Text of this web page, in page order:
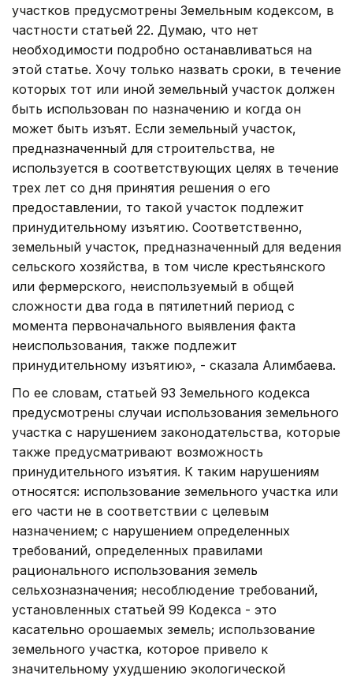
участков предусмотрены Земельным кодексом, в
частности статьей 22. Думаю, что нет
необходимости подробно останавливаться на
этой статье. Хочу только назвать сроки, в течение
которых тот или иной земельный участок должен
быть использован по назначению и когда он
может быть изъят. Если земельный участок,
предназначенный для строительства, не
используется в соответствующих целях в течение
трех лет со дня принятия решения о его
предоставлении, то такой участок подлежит
принудительному изъятию. Соответственно,
земельный участок, предназначенный для ведения
сельского хозяйства, в том числе крестьянского
или фермерского, неиспользуемый в общей
сложности два года в пятилетний период с
момента первоначального выявления факта
неиспользования, также подлежит
принудительному изъятию», - сказала Алимбаева.
По ее словам, статьей 93 Земельного кодекса
предусмотрены случаи использования земельного
участка с нарушением законодательства, которые
также предусматривают возможность
принудительного изъятия. К таким нарушениям
относятся: использование земельного участка или
его части не в соответствии с целевым
назначением; с нарушением определенных
требований, определенных правилами
рационального использования земель
сельхозназначения; несоблюдение требований,
установленных статьей 99 Кодекса - это
касательно орошаемых земель; использование
земельного участка, которое привело к
значительному ухудшению экологической